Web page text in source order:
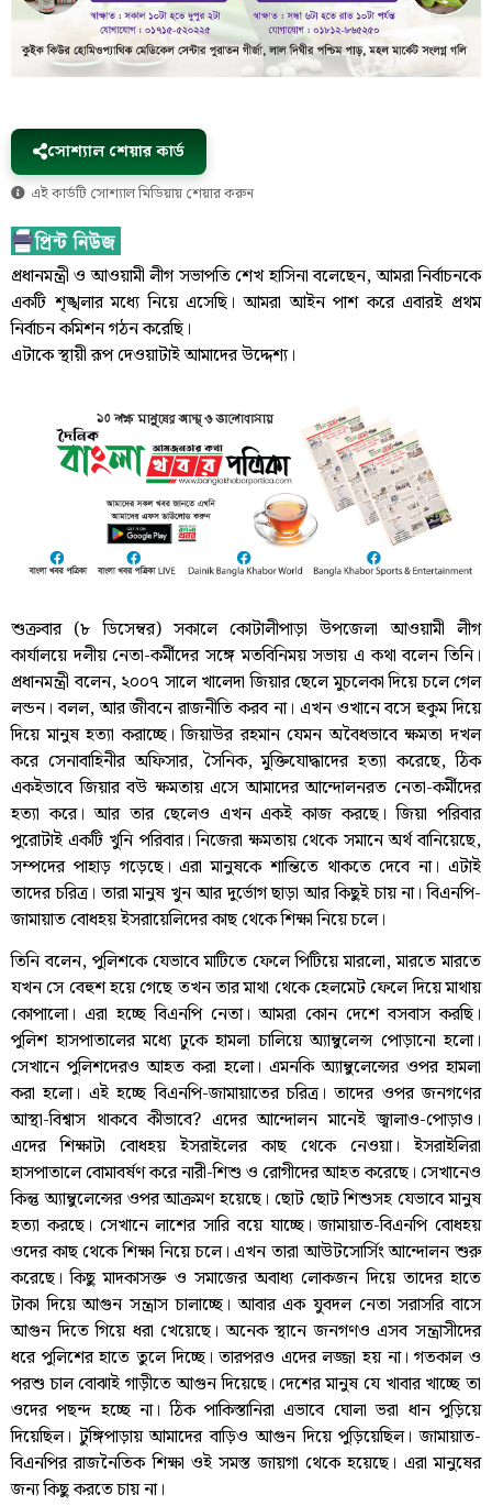
সোশ্যাল শেয়ার কার্ড
এই কার্ডটি সোশ্যাল মিডিয়ায় শেয়ার করুন
প্রধানমন্ত্রী ও আওয়ামী লীগ সভাপতি শেখ হাসিনা বলেছেন, আমরা নির্বাচনকে
একটি শৃঙ্খলার মধ্যে নিয়ে এসেছি। আমরা আইন পাশ করে এবারই প্রথম
নির্বাচন কমিশন গঠন করেছি।
এটাকে স্থায়ী রূপ দেওয়াটাই আমাদের উদ্দেশ্য।
শুক্রবার (৮ ডিসেম্বর) সকালে কোটালীপাড়া উপজেলা আওয়ামী লীগ
কার্যালয়ে দলীয় নেতা-কর্মীদের সঙ্গে মতবিনিময় সভায় এ কথা বলেন তিনি।
প্রধানমন্ত্রী বলেন, ২০০৭ সালে খালেদা জিয়ার ছেলে মুচলেকা দিয়ে চলে গেল
লন্ডন। বলল, আর জীবনে রাজনীতি করব না। এখন ওখানে বসে হুকুম দিয়ে
দিয়ে মানুষ হত্যা করাচ্ছে। জিয়াউর রহমান যেমন অবৈধভাবে ক্ষমতা দখল
করে সেনাবাহিনীর অফিসার, সৈনিক, মুক্তিযোদ্ধাদের হত্যা করেছে, ঠিক
একইভাবে জিয়ার বউ ক্ষমতায় এসে আমাদের আন্দোলনরত নেতা-কর্মীদের
হত্যা করে। আর তার ছেলেও এখন একই কাজ করছে। জিয়া পরিবার
পুরোটাই একটি খুনি পরিবার। নিজেরা ক্ষমতায় থেকে সমানে অর্থ বানিয়েছে,
সম্পদের পাহাড় গড়েছে। এরা মানুষকে শান্তিতে থাকতে দেবে না। এটাই
তাদের চরিত্র। তারা মানুষ খুন আর দুর্ভোগ ছাড়া আর কিছুই চায় না। বিএনপি-
জামায়াত বোধহয় ইসরায়েলিদের কাছ থেকে শিক্ষা নিয়ে চলে।
তিনি বলেন, পুলিশকে যেভাবে মাটিতে ফেলে পিটিয়ে মারলো, মারতে মারতে
যখন সে বেহুশ হয়ে গেছে তখন তার মাথা থেকে হেলমেট ফেলে দিয়ে মাথায়
কোপালো। এরা হচ্ছে বিএনপি নেতা। আমরা কোন দেশে বসবাস করছি।
পুলিশ হাসপাতালের মধ্যে ঢুকে হামলা চালিয়ে অ্যাম্বুলেন্স পোড়ানো হলো।
সেখানে পুলিশদেরও আহত করা হলো। এমনকি অ্যাম্বুলেন্সের ওপর হামলা
করা হলো। এই হচ্ছে বিএনপি-জামায়াতের চরিত্র। তাদের ওপর জনগণের
আস্থা-বিশ্বাস থাকবে কীভাবে? এদের আন্দোলন মানেই জ্বালাও-পোড়াও।
এদের শিক্ষাটা বোধহয় ইসরাইলের কাছ থেকে নেওয়া। ইসরাইলিরা
হাসপাতালে বোমাবর্ষণ করে নারী-শিশু ও রোগীদের আহত করেছে। সেখানেও
কিন্তু অ্যাম্বুলেন্সের ওপর আক্রমণ হয়েছে। ছোট ছোট শিশুসহ যেভাবে মানুষ
হত্যা করছে। সেখানে লাশের সারি বয়ে যাচ্ছে। জামায়াত-বিএনপি বোধহয়
ওদের কাছ থেকে শিক্ষা নিয়ে চলে। এখন তারা আউটসোর্সিং আন্দোলন শুরু
করেছে। কিছু মাদকাসক্ত ও সমাজের অবাধ্য লোকজন দিয়ে তাদের হাতে
টাকা দিয়ে আগুন সন্ত্রাস চালাচ্ছে। আবার এক যুবদল নেতা সরাসরি বাসে
আগুন দিতে গিয়ে ধরা খেয়েছে। অনেক স্থানে জনগণও এসব সন্ত্রাসীদের
ধরে পুলিশের হাতে তুলে দিচ্ছে। তারপরও এদের লজ্জা হয় না। গতকাল ও
পরশু চাল বোঝাই গাড়ীতে আগুন দিয়েছে। দেশের মানুষ যে খাবার খাচ্ছে তা
ওদের পছন্দ হচ্ছে না। ঠিক পাকিস্তানিরা এভাবে ঘোলা ভরা ধান পুড়িয়ে
দিয়েছিল। টুঙ্গিপাড়ায় আমাদের বাড়িও আগুন দিয়ে পুড়িয়েছিল। জামায়াত-
বিএনপির রাজনৈতিক শিক্ষা ওই সমস্ত জায়গা থেকে হয়েছে। এরা মানুষের
জন্য কিছু করতে চায় না।